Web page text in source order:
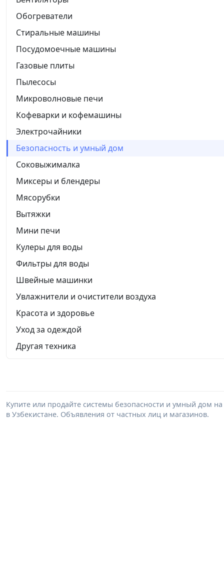
Обогреватели
Стиральные машины
Посудомоечные машины
Газовые плиты
Пылесосы
Микроволновые печи
Кофеварки и кофемашины
Электрочайники
Безопасность и умный дом
Соковыжималка
Миксеры и блендеры
Мясорубки
Вытяжки
Мини печи
Кулеры для воды
Фильтры для воды
Швейные машинки
Увлажнители и очистители воздуха
Красота и здоровье
Уход за одеждой
Другая техника
Купите или продайте системы безопасности и умный дом
в Узбекистане. Объявления от частных лиц и магазинов.